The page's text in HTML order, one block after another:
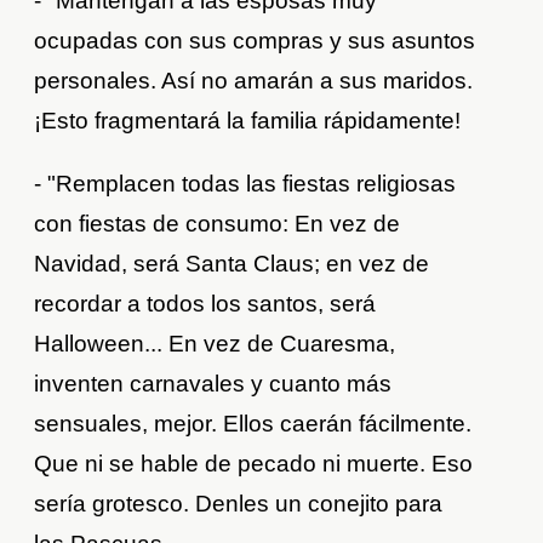
ocupadas con sus compras y sus asuntos
personales. Así no amarán a sus maridos.
¡Esto fragmentará la familia rápidamente!
- "Remplacen todas las fiestas religiosas
con fiestas de consumo: En vez de
Navidad, será Santa Claus; en vez de
recordar a todos los santos, será
Halloween... En vez de Cuaresma,
inventen carnavales y cuanto más
sensuales, mejor. Ellos caerán fácilmente.
Que ni se hable de pecado ni muerte. Eso
sería grotesco. Denles un conejito para